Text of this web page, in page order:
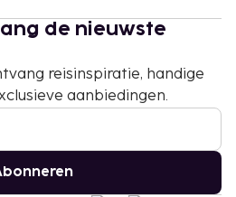
de nieuwste
reisinspiratie, handige
aanbiedingen.